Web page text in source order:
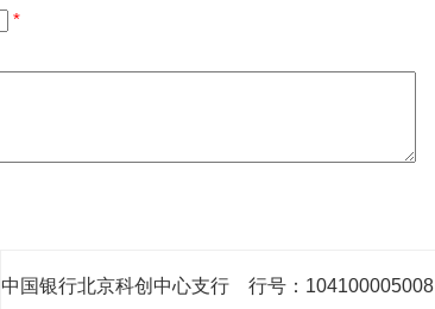
*
中国银行北京科创中心支行 行号：104100005008